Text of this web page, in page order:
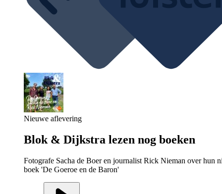
Nieuwe aflevering
Blok & Dijkstra lezen nog boeken
Fotografe Sacha de Boer en journalist Rick Nieman over hun
boek 'De Goeroe en de Baron'